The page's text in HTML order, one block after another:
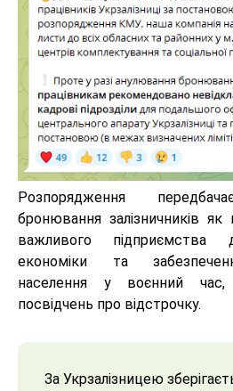
Розпорядження
бронювання залізничників як
важливого підприємства
економіки та
населення у воєнний час,
посвідчень про відстрочку.
За Укрзалізницею